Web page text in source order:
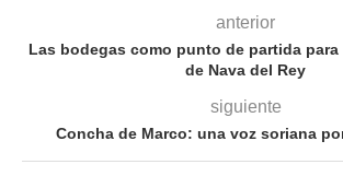
anterior
Las bodegas como punto de partida
de Nava del Rey
siguiente
Concha de Marco: una voz soriana